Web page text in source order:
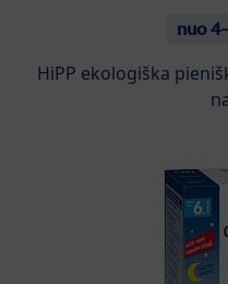
nuo
HiPP ekologiška